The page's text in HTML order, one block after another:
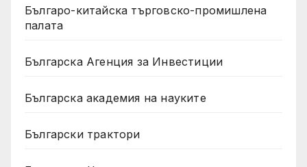
Българо-китайска търговско-промишлена
палата
Българска Агенция за Инвестиции
Българска академия на науките
Български трактори